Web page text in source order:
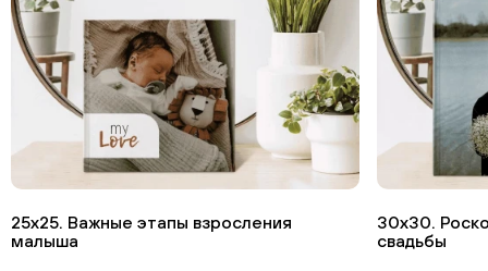
25х25. Важные этапы взросления
малыша
30х30.
свадьбы